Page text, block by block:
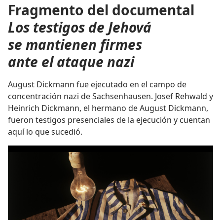
Fragmento del documental
Los testigos de Jehová
se mantienen firmes
ante el ataque nazi
August Dickmann fue ejecutado en el campo de
concentración nazi de Sachsenhausen. Josef Rehwald y
Heinrich Dickmann, el hermano de August Dickmann,
fueron testigos presenciales de la ejecución y cuentan
aquí lo que sucedió.